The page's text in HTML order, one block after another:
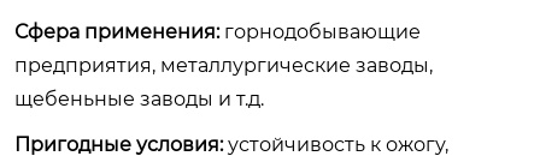
Сфера применения:горнодобывающие
предприятия, металлургические заводы,
щебеньные заводы и т.д.
Пригодные условия:устойчивость к ожогу,